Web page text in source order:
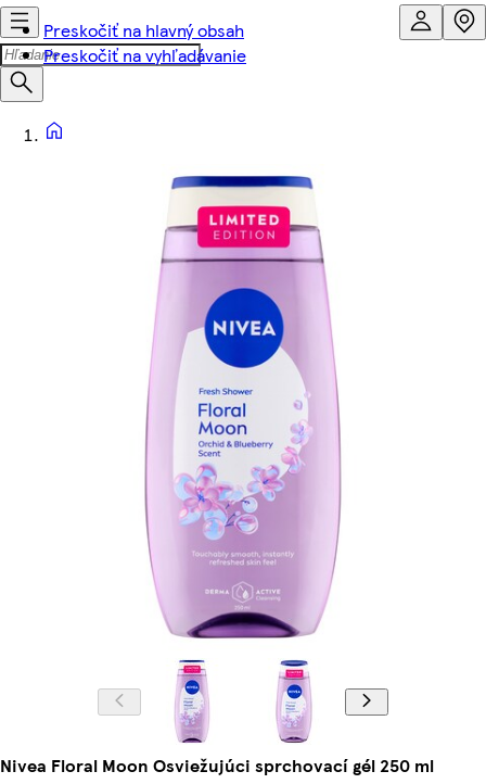
Preskočiť na hlavný obsah
Preskočiť na vyhľadávanie
Nivea Floral Moon Osviežujúci sprchovací gél 250 ml